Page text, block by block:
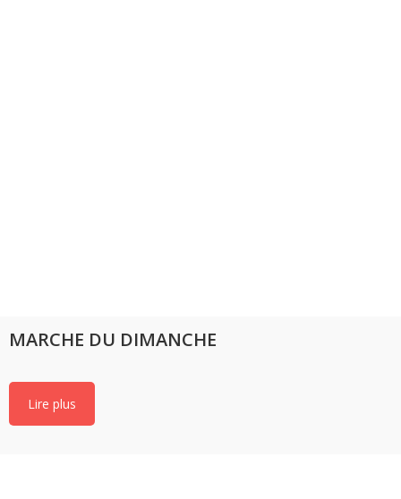
MARCHE DU DIMANCHE
Lire plus